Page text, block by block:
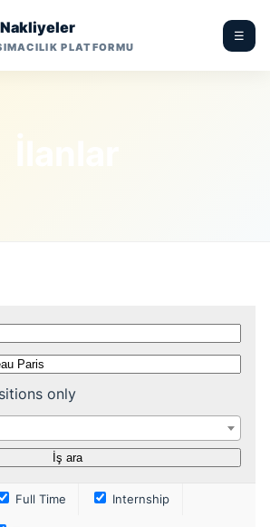
PLATFORMU
☰
only
Full Time Internship